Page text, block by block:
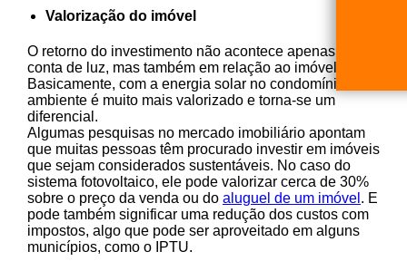
Valorização do imóvel
O retorno do investimento não acontece apenas na
conta de luz, mas também em relação ao imóvel.
Basicamente, com a energia solar no condomínio, o
ambiente é muito mais valorizado e torna-se um
diferencial.
Algumas pesquisas no mercado imobiliário apontam
que muitas pessoas têm procurado investir em imóveis
que sejam considerados sustentáveis. No caso do
sistema fotovoltaico, ele pode valorizar cerca de 30%
sobre o preço da venda ou do aluguel de um imóvel . E
pode também significar uma redução dos custos com
impostos, algo que pode ser aproveitado em alguns
municípios, como o IPTU.